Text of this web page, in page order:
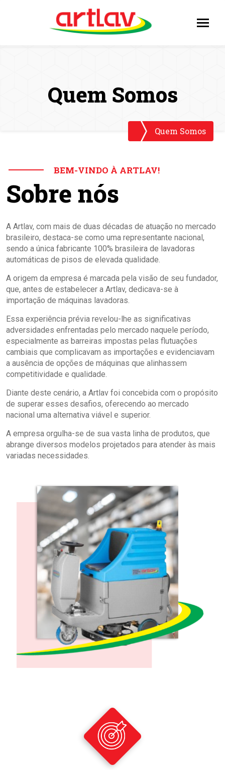
Quem Somos
Quem Somos
BEM-VINDO À ARTLAV!
Sobre nós
A Artlav, com mais de duas décadas de atuação no mercado
brasileiro, destaca-se como uma representante nacional,
sendo a única fabricante 100% brasileira de lavadoras
automáticas de pisos de elevada qualidade.
A origem da empresa é marcada pela visão de seu fundador,
que, antes de estabelecer a Artlav, dedicava-se à
importação de máquinas lavadoras.
Essa experiência prévia revelou-lhe as significativas
adversidades enfrentadas pelo mercado naquele período,
especialmente as barreiras impostas pelas flutuações
cambiais que complicavam as importações e evidenciavam
a ausência de opções de máquinas que alinhassem
competitividade e qualidade.
Diante deste cenário, a Artlav foi concebida com o propósito
de superar esses desafios, oferecendo ao mercado
nacional uma alternativa viável e superior.
A empresa orgulha-se de sua vasta linha de produtos, que
abrange diversos modelos projetados para atender às mais
variadas necessidades.